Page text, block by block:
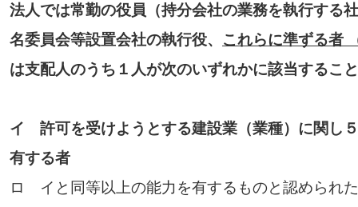
法人では常勤の役員（持分会社の業務を執行する
名委員会等設置会社の執行役、 これらに準ずる者
は支配人のうち１人が次のいずれかに該当するこ
イ 許可を受けようとする建設業（業種）に関し
有する者
ロ イと同等以上の能力を有するものと認められ